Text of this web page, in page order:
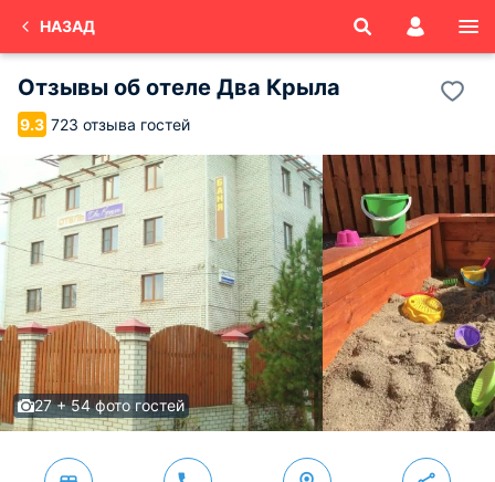
НАЗАД
Отзывы об отеле Два Крыла
9.3 723 отзыва гостей
27 + 54 фото гостей